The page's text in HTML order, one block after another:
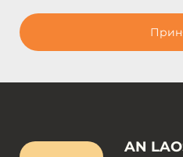
AN